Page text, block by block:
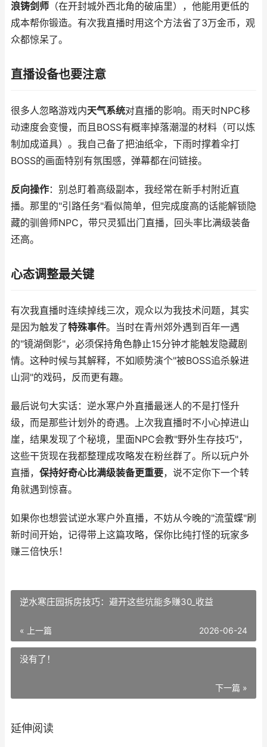
浪铸剑师 （在开封城外西北角的破庙里），他能用更低的
成本帮你锻造。有次我直播时用这个方法省了3万金币，观
众都惊呆了。
直播设备也要注意
很多人忽略游戏内天气系统对直播的影响。雨天时NPC移
动速度会变慢，而且BOSS有概率掉落潮湿的材料（可以炼
制加成道具）。我自己备了把油纸伞，下雨时撑着伞打
BOSS的画面特别有氛围感，弹幕都在问链接。
反向操作：别总盯着高级副本，我经常在新手村附近直
播。那里的"引路任务"看似简单，但完成度高的话能解锁隐
藏的驯兽师NPC，带只灵狐出门直播，回头率比满级装备
还高。
心态调整最关键
有次我直播时连续掉线三次，观众以为我技术问题，其实
是因为触发了特殊事件。当时在青州郊外遇到百年一遇
的"镜湖倒影"，必须保持角色静止15分钟才能触发隐藏剧
情。这种时候与其解释，不如顺势演个"被BOSS追杀躲进
山洞"的戏码，反而更有趣。
最后说句大实话：逆水寒户外直播最迷人的不是打怪升
级，而是那些计划外的奇遇。上次我直播时不小心掉进山
崖，结果发现了个秘境，里面NPC会教"野外生存技巧"，
这些干货现在我都整理成攻略发在粉丝群了。所以玩户外
直播， 保持好奇心比满级装备更重要，说不定你下一个转
角就遇到惊喜。
如果你也想尝试逆水寒户外直播，不妨从今晚的"流萤蝶"刷
新时间开始，记得带上这篇攻略，保你比纯打怪的玩家多
赚三倍快乐！
逆水寒庄园拆房技巧：避开这些坑能多赚30_收益
« 上一篇 2026-06-24
没有了！
下一篇 »
延伸阅读